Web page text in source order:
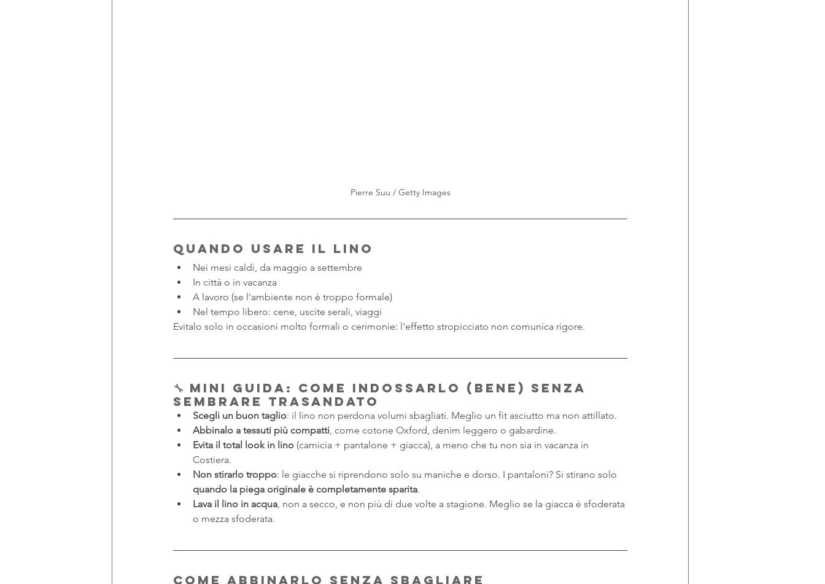
Pierre Suu / Getty Images
Quando usare il lino
Nei mesi caldi, da maggio a settembre
In città o in vacanza
A lavoro (se l'ambiente non è troppo formale)
Nel tempo libero: cene, uscite serali, viaggi
Evitalo solo in occasioni molto formali o cerimonie: l'effetto stropicciato non comunica rigore.
🔧 Mini guida: come indossarlo (bene) senza
sembrare trasandato
Scegli un buon taglio: il lino non perdona volumi sbagliati. Meglio un fit asciutto ma non attillato.
Abbinalo a tessuti più compatti, come cotone Oxford, denim leggero o gabardine.
Evita il total look in lino (camicia + pantalone + giacca), a meno che tu non sia in vacanza in
Costiera.
Non stirarlo troppo: le giacche si riprendono solo su maniche e dorso. I pantaloni? Si stirano solo
quando la piega originale è completamente sparita.
Lava il lino in acqua, non a secco, e non più di due volte a stagione. Meglio se la giacca è sfoderata
o mezza sfoderata.
Come abbinarlo senza sbagliare